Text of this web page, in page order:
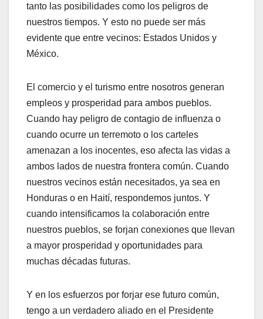
tanto las posibilidades como los peligros de
nuestros tiempos. Y esto no puede ser más
evidente que entre vecinos: Estados Unidos y
México.
El comercio y el turismo entre nosotros generan
empleos y prosperidad para ambos pueblos.
Cuando hay peligro de contagio de influenza o
cuando ocurre un terremoto o los carteles
amenazan a los inocentes, eso afecta las vidas a
ambos lados de nuestra frontera común. Cuando
nuestros vecinos están necesitados, ya sea en
Honduras o en Haití, respondemos juntos. Y
cuando intensificamos la colaboración entre
nuestros pueblos, se forjan conexiones que llevan
a mayor prosperidad y oportunidades para
muchas décadas futuras.
Y en los esfuerzos por forjar ese futuro común,
tengo a un verdadero aliado en el Presidente